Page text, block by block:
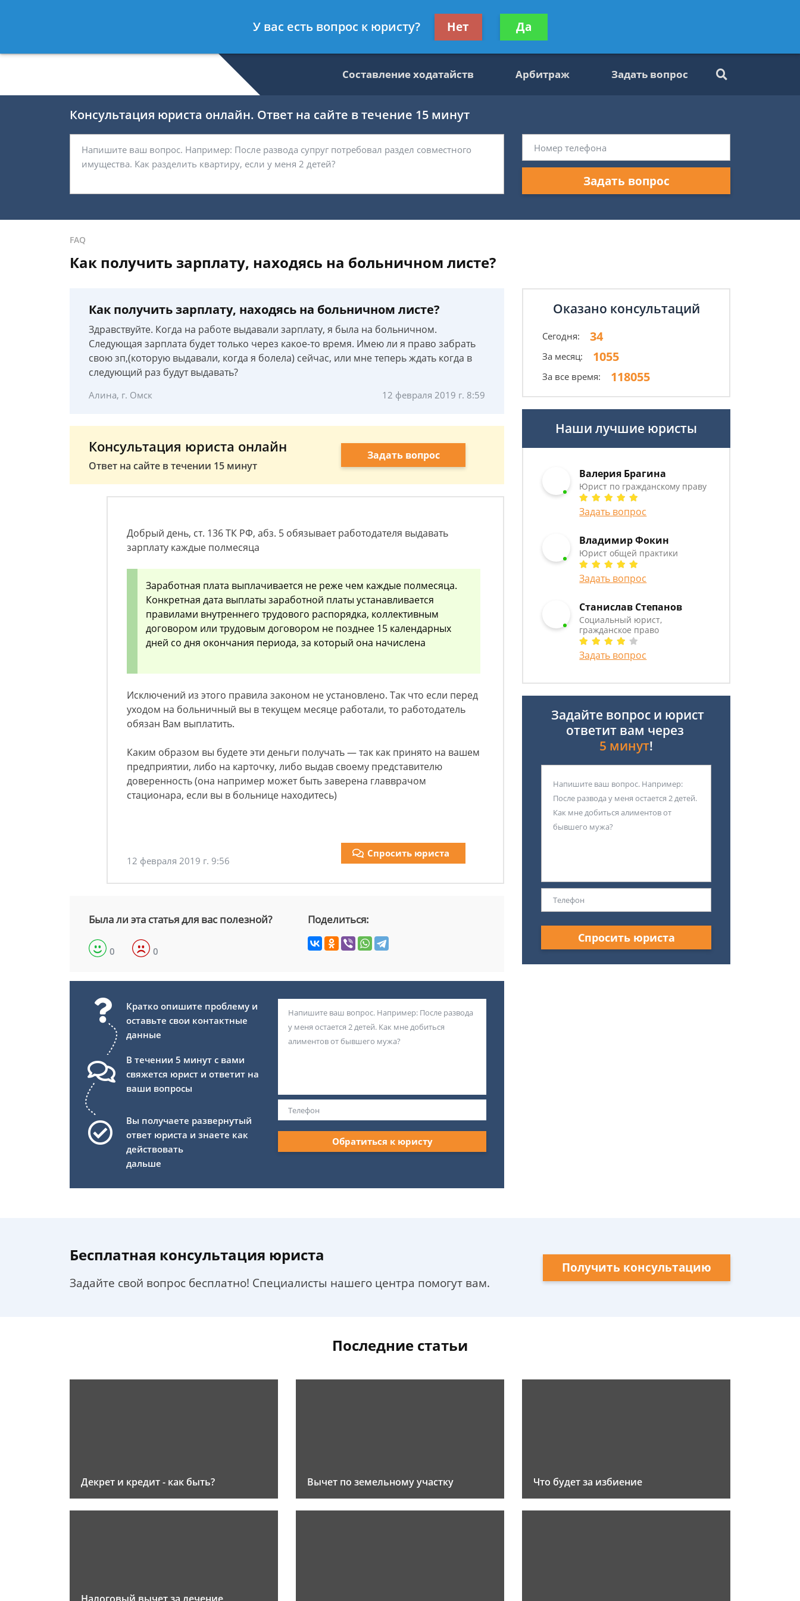
- Юрист по гражданскому праву
Получите консультацию
бесплатно
Составление ходатайств Арбитраж Задать вопрос
Консультация юриста онлайн. Ответ на сайте в течение 15 минут
Задать вопрос
FAQ
Как получить зарплату, находясь на больничном листе?
Как получить зарплату, находясь на больничном листе?
Здравствуйте. Когда на работе выдавали зарплату, я была на больничном.
Следующая зарплата будет только через какое-то время. Имею ли я право забрать
свою зп,(которую выдавали, когда я болела) сейчас, или мне теперь ждать когда в
следующий раз будут выдавать?
Алина, г. Омск 12 февраля 2019 г. 8:59
Консультация юриста онлайн
Ответ на сайте в течении 15 минут
Задать вопрос
Добрый день, ст. 136 ТК РФ, абз. 5 обязывает работодателя выдавать
зарплату каждые полмесяца
Заработная плата выплачивается не реже чем каждые полмесяца.
Конкретная дата выплаты заработной платы устанавливается
правилами внутреннего трудового распорядка, коллективным
договором или трудовым договором не позднее 15 календарных
дней со дня окончания периода, за который она начислена
Исключений из этого правила законом не установлено. Так что если перед
уходом на больничный вы в текущем месяце работали, то работодатель
обязан Вам выплатить.
Каким образом вы будете эти деньги получать — так как принято на вашем
предприятии, либо на карточку, либо выдав своему представителю
доверенность (она например может быть заверена главврачом
стационара, если вы в больнице находитесь)
12 февраля 2019 г. 9:56
Спросить юриста
Была ли эта статья для вас полезной?
0 0
Поделиться:
Кратко опишите проблему и
оставьте свои контактные
данные
В течении 5 минут с вами
свяжется юрист и ответит на
ваши вопросы
Вы получаете развернутый
ответ юриста и знаете как
действовать
дальше
Обратиться к юристу
Оказано консультаций
Сегодня: 34
За месяц: 1055
За все время: 118055
Наши лучшие юристы
Валерия Брагина
Юрист по гражданскому праву
Задать вопрос
Владимир Фокин
Юрист общей практики
Задать вопрос
Станислав Степанов
Социальный юрист,
гражданское право
Задать вопрос
Задайте вопрос и юрист
ответит вам через
5 минут!
Спросить юриста
Бесплатная консультация юриста
Задайте свой вопрос бесплатно! Специалисты нашего центра помогут вам.
Получить консультацию
Последние статьи
Декрет и кредит - как быть? Вычет по земельному участку Что будет за избиение
У вас есть вопрос к юристу? Нет Да